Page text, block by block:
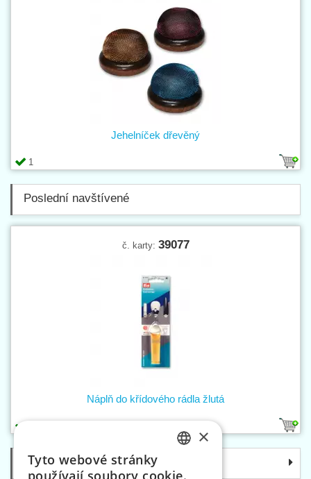
1
Jehelníček dřevěný
Poslední navštívené
č. karty: 39077
Náplň do křídového rádla žlutá
Kategorie
×
Tyto webové stránky
používají soubory cookie.